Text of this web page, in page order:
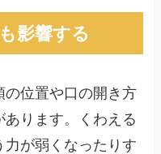
影響する
の位置や口の開き方
ります。くわえる
が弱くなったりす